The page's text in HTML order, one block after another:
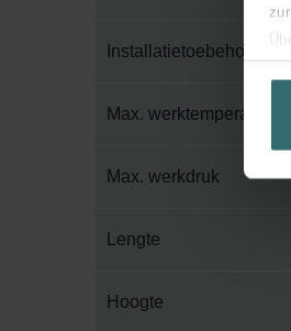
Installatietoebehoren in
Max. werktemperatuur
Max. werkdruk
Lengte
Hoogte